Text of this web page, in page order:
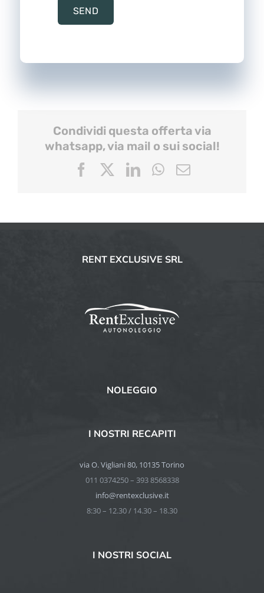
Condividi questa offerta via
whatsapp, via mail o sui social!
FacebookLinkedIn
WhatsApp
Email
RENT EXCLUSIVE SRL
NOLEGGIO
I NOSTRI RECAPITI
via O. Vigliani 80, 10135 Torino
011 0374250 – 393 8568338
info@rentexclusive.it
8:30 – 12.30 / 14.30 – 18.30
I NOSTRI SOCIAL